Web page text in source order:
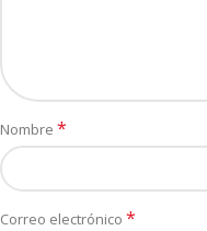
Nombre *
Correo electrónico *